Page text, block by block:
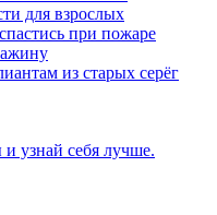
для взрослых
при пожаре
из старых серёг
узнай себя лучше.